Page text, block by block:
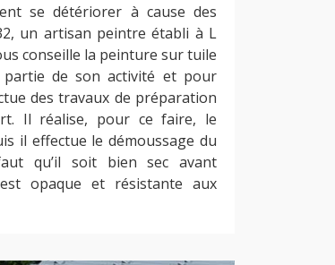
se détériorer à cause des
un artisan peintre établi à L
conseille la peinture sur tuile
partie de son activité et pour
des travaux de préparation
Il réalise, pour ce faire, le
il effectue le démoussage du
qu’il soit bien sec avant
opaque et résistante aux